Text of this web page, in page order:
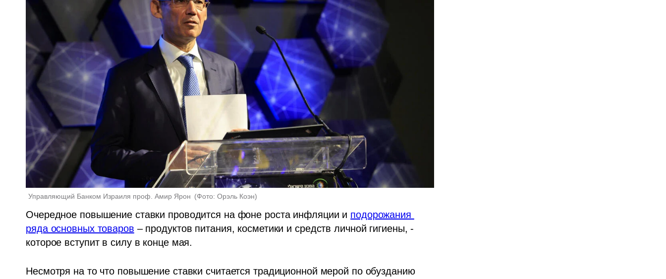
Управляющий Банком Израиля проф. Амир Ярон (Фото: Орэль Коэн)
Очередное повышение ставки проводится на фоне роста инфляции и подорожания
ряда основных товаров – продуктов питания, косметики и средств личной гигиены, -
которое вступит в силу в конце мая.
Несмотря на то что повышение ставки считается традиционной мерой по обузданию